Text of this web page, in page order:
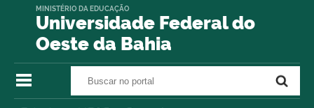
Universidade Federal do
Oeste da Bahia
MINISTÉRIO DA EDUCAÇÃO